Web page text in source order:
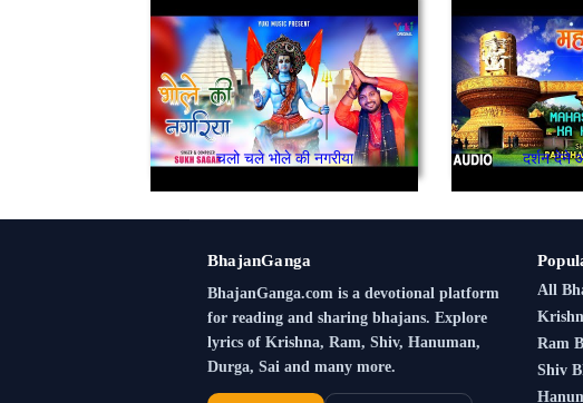
चलो चले भोले की नगरीया दर्शन देने
BhajanGanga
BhajanGanga.com is a devotional platform
for reading and sharing bhajans. Explore
lyrics of Krishna, Ram, Shiv, Hanuman,
Durga, Sai and many more.
All
Ram
Shiv